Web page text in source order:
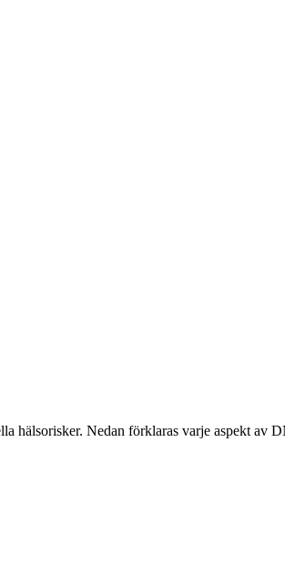
hälsorisker. Nedan förklaras varje aspekt av